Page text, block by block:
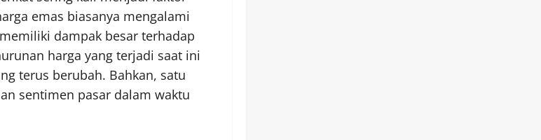
emas biasanya mengalami
dampak besar terhadap
harga yang terjadi saat ini
terus berubah. Bahkan, satu
sentimen pasar dalam waktu